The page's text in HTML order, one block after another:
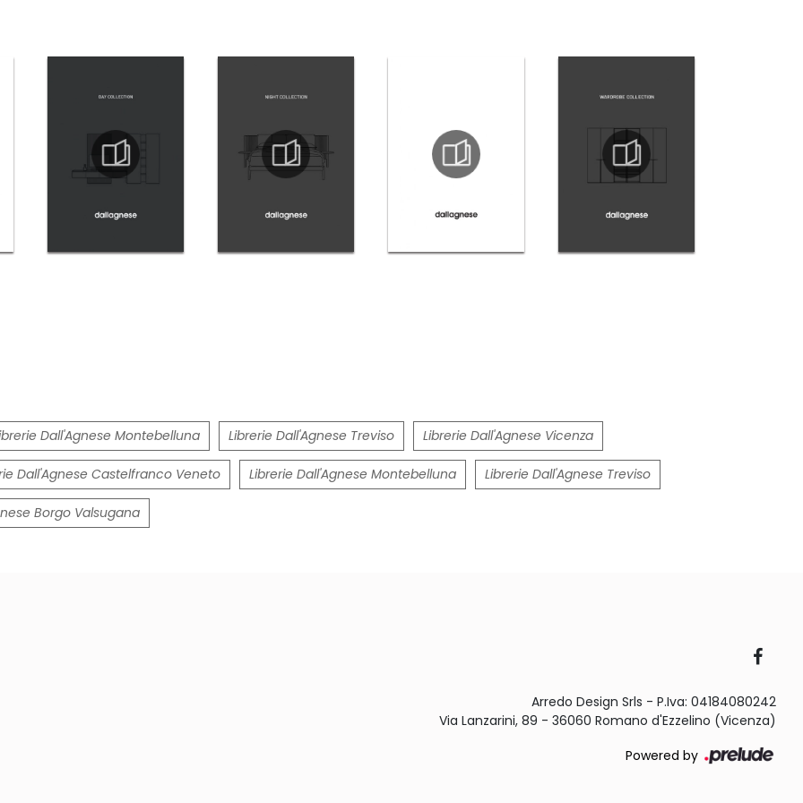
Dall'Agnese Montebelluna Librerie Dall'Agnese Treviso Librerie Dall'Agnese Vicenza
Dall'Agnese Castelfranco Veneto Librerie Dall'Agnese Montebelluna Librerie Dall'Agnese Treviso
Borgo Valsugana
Arredo Design Srls - P.Iva: 04184080242
Via Lanzarini, 89 - 36060 Romano d'Ezzelino (Vicenza)
Powered by